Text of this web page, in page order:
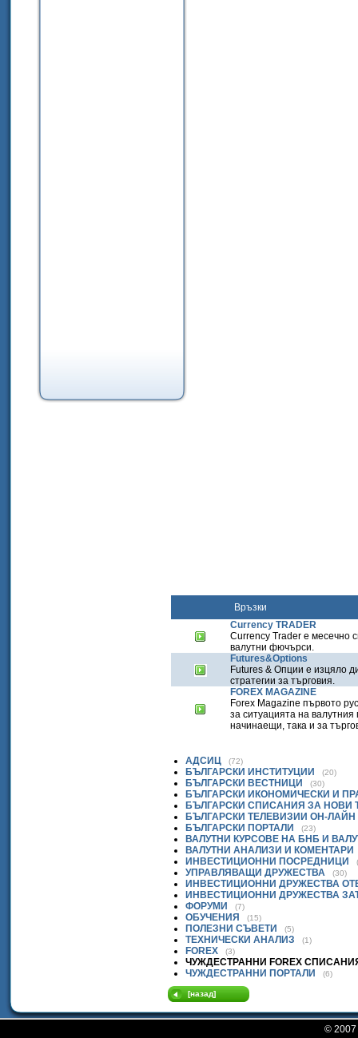
Връзки
Currency TRADER
Currency Trader е месечно
валутни фючърси.
Futures&Options
Futures & Опции е изцяло
стратегии за търговия.
FOREX MAGAZINE
Forex Magazine първото
за ситуацията на
начинаещи, така и за
АДСИЦ (72)
БЪЛГАРСКИ ИНСТИТУЦИИ (20)
БЪЛГАРСКИ ВЕСТНИЦИ (30)
БЪЛГАРСКИ ИКОНОМИЧЕСКИ И
БЪЛГАРСКИ СПИСАНИЯ ЗА НОВИ
БЪЛГАРСКИ ТЕЛЕВИЗИИ ОН-ЛАЙН
БЪЛГАРСКИ ПОРТАЛИ
(23)
ВАЛУТНИ КУРСОВЕ НА БНБ И
ВАЛУТНИ АНАЛИЗИ И КОМЕНТАРИ
ИНВЕСТИЦИОННИ ПОСРЕДНИЦИ
УПРАВЛЯВАЩИ ДРУЖЕСТВА (30)
ИНВЕСТИЦИОННИ ДРУЖЕСТВА
ИНВЕСТИЦИОННИ ДРУЖЕСТВА
ФОРУМИ
(7)
ОБУЧЕНИЯ (15)
ПОЛЕЗНИ СЪВЕТИ (5)
ТЕХНИЧЕСКИ АНАЛИЗ (1)
FOREX (3)
ЧУЖДЕСТРАННИ FOREX
ЧУЖДЕСТРАННИ ПОРТАЛИ
(6)
[назад]
©